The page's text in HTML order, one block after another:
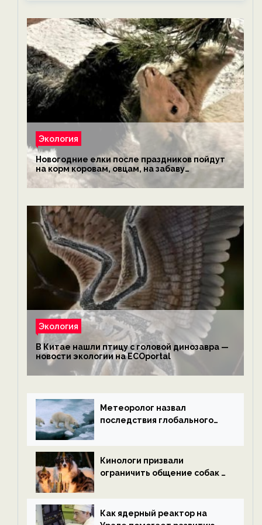
Экология
Новогодние елки после праздников пойдут
на корм коровам, овцам, на забаву
обезьянам, львам и леопардам — новости
экологии на ECOportal
Экология
В Китае нашли птицу с головой динозавра —
новости экологии на ECOportal
Метеоролог назвал
последствия глобального
ECOportal
Кинологи призвали
ограничить общение собак с
ECOportal
Как ядерный реактор на